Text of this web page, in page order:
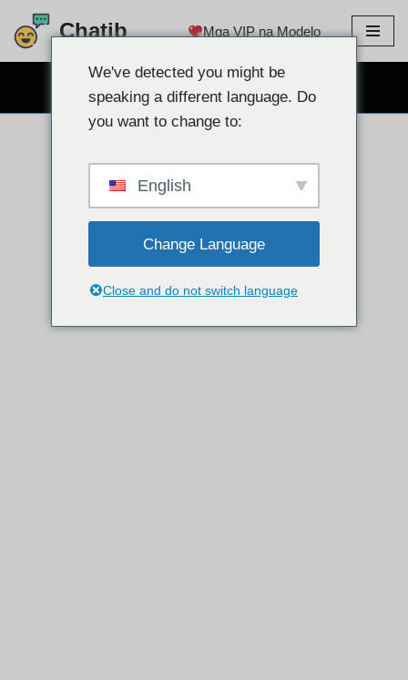
Lumaktaw
Chatib Mga VIP na Modelo
We've detected you might be
speaking a different language. Do
you want to change to:
English
Change Language
Close and do not switch language